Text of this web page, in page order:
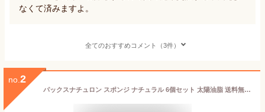
なくて済みますよ。
全てのおすすめコメント（3件）
no. 2
パックスナチュロン スポンジ ナチュラル 6個セット 太陽油脂 送料無料 たわし スポンジ 台所スポンジ キッチンスポンジ 台所 キッチン 食器用クリーナー 長持ち キッチン用品 水切れ 耐久性 pax naturon paxnaturon